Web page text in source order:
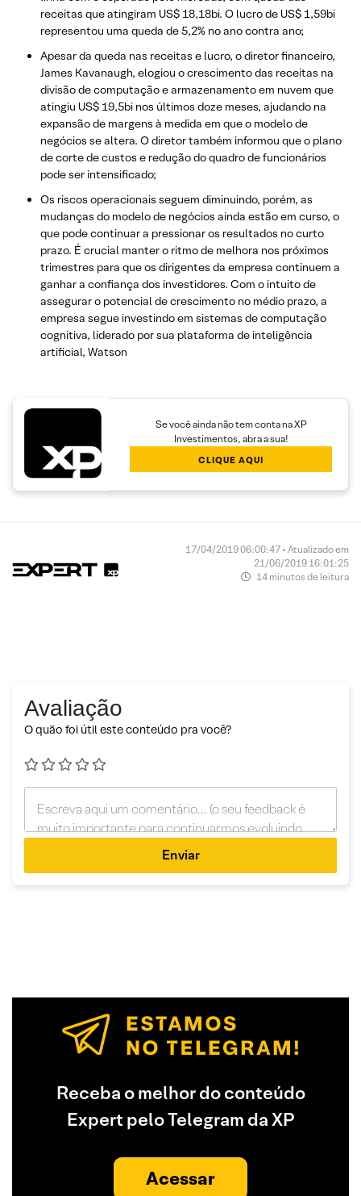
receitas que atingiram US$ 18,18bi. O lucro de US$ 1,59bi
representou uma queda de 5,2% no ano contra ano;
Apesar da queda nas receitas e lucro, o diretor financeiro,
James Kavanaugh, elogiou o crescimento das receitas na
divisão de computação e armazenamento em nuvem que
atingiu US$ 19,5bi nos últimos doze meses, ajudando na
expansão de margens à medida em que o modelo de
negócios se altera. O diretor também informou que o plano
de corte de custos e redução do quadro de funcionários
pode ser intensificado;
Os riscos operacionais seguem diminuindo, porém, as
mudanças do modelo de negócios ainda estão em curso, o
que pode continuar a pressionar os resultados no curto
prazo. É crucial manter o ritmo de melhora nos próximos
trimestres para que os dirigentes da empresa continuem a
ganhar a confiança dos investidores. Com o intuito de
assegurar o potencial de crescimento no médio prazo, a
empresa segue investindo em sistemas de computação
cognitiva, liderado por sua plataforma de inteligência
artificial, Watson
Se você ainda não tem conta na XP
Investimentos, abra a sua!
CLIQUE AQUI
17/04/2019 06:00:47 • Atualizado em
21/06/2019 16:01:25
14 minutos de leitura
Avaliação
O quão foi útil este conteúdo pra você?
Enviar
Receba o melhor do conteúdo
Expert pelo Telegram da XP
Acessar